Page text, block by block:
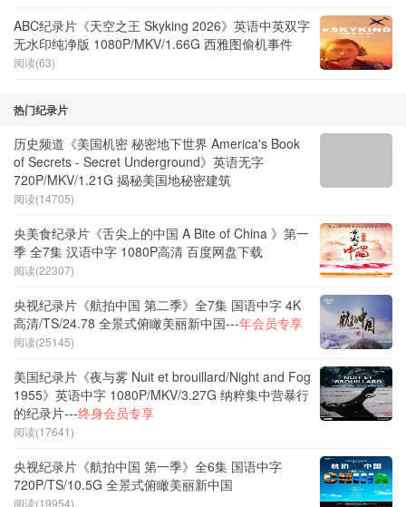
ABC纪录片《天空之王 Skyking 2026》英语中英双字
无水印纯净版 1080P/MKV/1.66G 西雅图偷机事件
阅读(63)
热门纪录片
历史频道《美国机密 秘密地下世界 America's Book
of Secrets - Secret Underground》英语无字
720P/MKV/1.21G 揭秘美国地秘密建筑
阅读(14705)
央美食纪录片《舌尖上的中国 A Bite of China 》第一
季 全7集 汉语中字 1080P高清 百度网盘下载
阅读(22307)
央视纪录片《航拍中国 第二季》全7集 国语中字 4K
高清/TS/24.78 全景式俯瞰美丽新中国---年会员专享
阅读(25145)
美国纪录片《夜与雾 Nuit et brouillard/Night and Fog
1955》英语中字 1080P/MKV/3.27G 纳粹集中营暴行
的纪录片---终身会员专享
阅读(17641)
央视纪录片《航拍中国 第一季》全6集 国语中字
720P/TS/10.5G 全景式俯瞰美丽新中国
阅读(19954)